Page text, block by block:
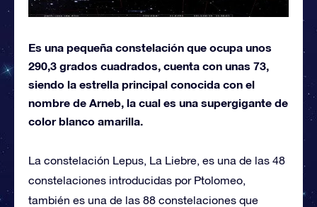
Es una pequeña constelación que ocupa unos
290,3 grados cuadrados, cuenta con unas 73,
siendo la estrella principal conocida con el
nombre de Arneb, la cual es una supergigante de
color blanco amarilla.
La constelación Lepus, La Liebre, es una de las 48
constelaciones introducidas por Ptolomeo,
también es una de las 88 constelaciones que